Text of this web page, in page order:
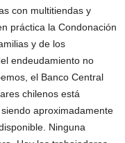
con multitiendas y
práctica la Condonación
y de los
endeudamiento no
el Banco Central
chilenos está
aproximadamente
Ninguna